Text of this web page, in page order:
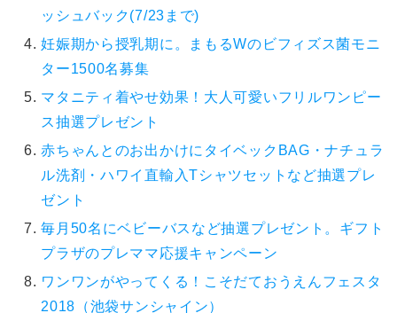
ッシュバック(7/23まで)
妊娠期から授乳期に。まもるWのビフィズス菌モニ
ター1500名募集
マタニティ着やせ効果！大人可愛いフリルワンピー
ス抽選プレゼント
赤ちゃんとのお出かけにタイベックBAG・ナチュラ
ル洗剤・ハワイ直輸入Tシャツセットなど抽選プレ
ゼント
毎月50名にベビーバスなど抽選プレゼント。ギフト
プラザのプレママ応援キャンペーン
ワンワンがやってくる！こそだておうえんフェスタ
2018（池袋サンシャイン）